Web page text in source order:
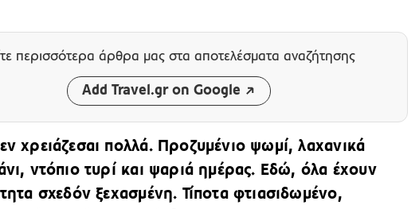
περισσότερα άρθρα μας στα αποτελέσματα αναζήτησης
Add Travel.gr on Google
χρειάζεσαι πολλά. Προζυμένιο ψωμί, λαχανικά
ντόπιο τυρί και ψαριά ημέρας. Εδώ, όλα έχουν
σχεδόν ξεχασμένη. Τίποτα φτιασιδωμένο,